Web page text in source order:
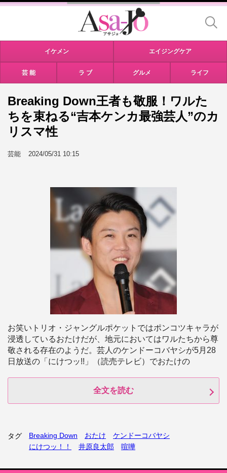
イケメン エイジングケア
芸 能 ラ ブ グルメ ライフ
Breaking Down王者も敬服！ワルた
ちを束ねる“吉本ケンカ最強芸人”のカ
リスマ性
芸能 2024/05/31 10:15
お笑いトリオ・ジャングルポケットではポンコツキャラが
浸透しているおたけだが、地元においてはワルたちから尊
敬される存在のようだ。芸人のケンドーコバヤシが5月28
日放送の「にけつッ!!」（読売テレビ）でおたけの
全文を読む
タグ Breaking Down おたけ
ケンドーコバヤシ
にけつッ！！
井原良太郎 喧嘩